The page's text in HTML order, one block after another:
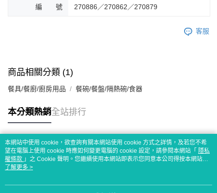
編 號 270886／270862／270879
客服
商品相關分類 (1)
餐具/餐廚/廚房用品 餐碗/餐盤/隔熱碗/食器
本分類熱銷全站排行
熱門標籤
本網站中使用 cookie，欲查詢有關本網站使用 cookie 方式之詳情，及若您不希
望在電腦上使用 cookie 時應如何變更電腦的 cookie 設定，請參閱本網站「 隱私
權條款 」之 Cookie 聲明。您繼續使用本網站即表示您同意本公司得按本網站使
用條款之 Cookie 聲明使用 cookie。
了解更多 >